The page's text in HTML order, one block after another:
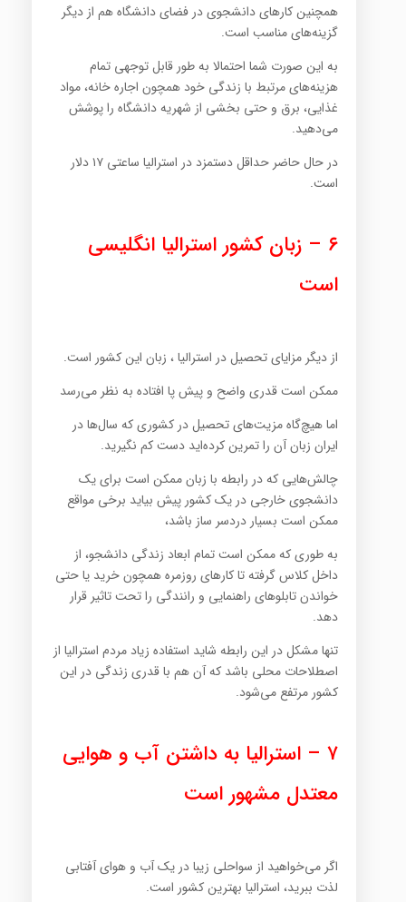
همچنین کارهای دانشجوی در فضای دانشگاه هم از دیگر
گزینه‌های مناسب است.
به این صورت شما احتمالا به طور قابل توجهی تمام
هزینه‌های مرتبط با زندگی خود همچون اجاره خانه، مواد
غذایی، برق و حتی بخشی از شهریه دانشگاه را پوشش
می‌دهید.
در حال حاضر حداقل دستمزد در استرالیا ساعتی ۱۷ دلار
است.
۶ – زبان کشور استرالیا انگلیسی
است
از دیگر مزایای تحصیل در استرالیا ، زبان این کشور است.
ممکن است قدری واضح و پیش پا افتاده به نظر می‌رسد
اما هیچ‌گاه مزیت‌های تحصیل در کشوری که سال‌ها در
ایران زبان آن را تمرین کرده‌اید دست کم نگیرید.
چالش‌هایی که در رابطه با زبان ممکن است برای یک
دانشجوی خارجی در یک کشور پیش بیاید برخی مواقع
ممکن است بسیار دردسر ساز باشد،
به طوری که ممکن است تمام ابعاد زندگی دانشجو، از
داخل کلاس گرفته تا کارهای روزمره همچون خرید یا حتی
خواندن تابلوهای راهنمایی و رانندگی را تحت تاثیر قرار
دهد.
تنها مشکل در این رابطه شاید استفاده زیاد مردم استرالیا از
اصطلاحات محلی باشد که آن هم با قدری زندگی در این
کشور مرتفع می‌شود.
۷ – استرالیا به داشتن آب و هوایی
معتدل مشهور است
اگر می‌خواهید از سواحلی زیبا در یک آب و هوای آفتابی
لذت ببرید، استرالیا بهترین کشور است.